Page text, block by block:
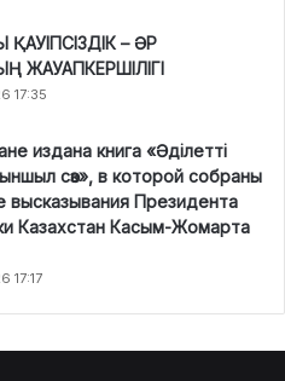
– ӘР
ЖАУАПКЕРШІЛІГІ
17:35
издана книга «Әділетті
сөз», в которой собраны
высказывания Президента
Казахстан Касым-Жомарта
17:17